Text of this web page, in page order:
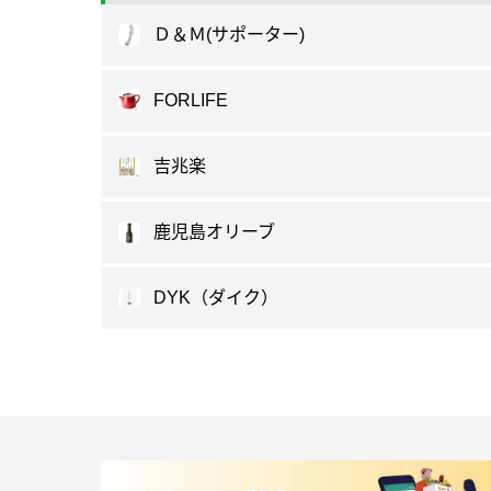
Ｄ＆Ｍ(サポーター)
FORLIFE
吉兆楽
鹿児島オリーブ
DYK（ダイク）